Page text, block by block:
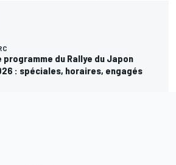
programme du Rallye du Japon
: spéciales, horaires, engagés